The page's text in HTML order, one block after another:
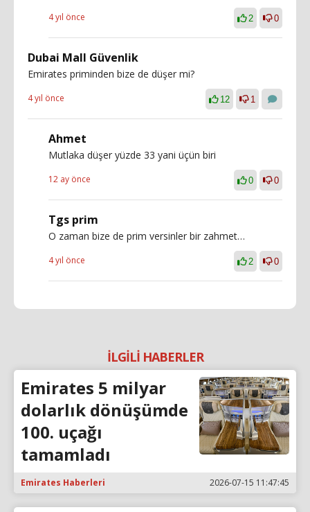
4 yıl önce 2 0
Dubai Mall Güvenlik
Emirates priminden bize de düşer mi?
4 yıl önce 12 1
Ahmet
Mutlaka düşer yüzde 33 yani üçün biri
12 ay önce 0 0
Tgs prim
O zaman bize de prim versinler bir zahmet…
4 yıl önce 2 0
İLGİLİ HABERLER
Emirates 5 milyar
dolarlık dönüşümde
100. uçağı
tamamladı
Emirates Haberleri 2026-07-15 11:47:45